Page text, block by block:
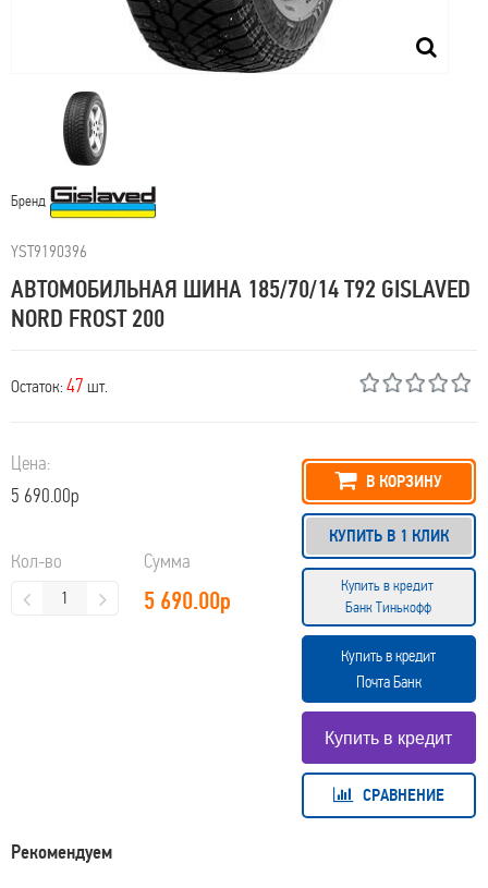
Бренд
YST9190396
АВТОМОБИЛЬНАЯ ШИНА 185/70/14 T92 GISLAVED
NORD FROST 200
Остаток: 47 шт.
Цена:
5 690.00р
Кол-во Сумма
5 690.00р
В КОРЗИНУ
КУПИТЬ В 1 КЛИК
Купить в кредит
Банк Тинькофф
Купить в кредит
Почта Банк
СРАВНЕНИЕ
Рекомендуем